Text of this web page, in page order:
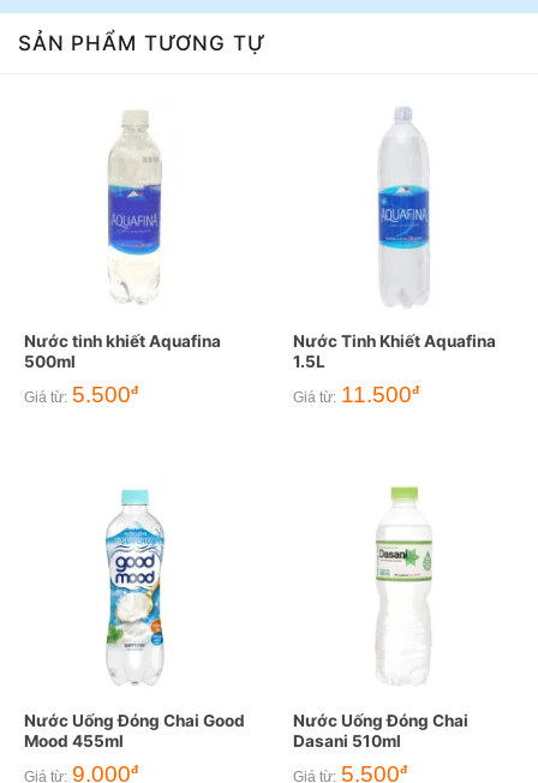
SẢN PHẨM TƯƠNG TỰ
Nước tinh khiết Aquafina
500ml
Giá từ: 5.500đ
Nước Tinh Khiết Aquafina
1.5L
Giá từ: 11.500đ
Nước Uống Đóng Chai Good
Mood 455ml
Giá từ: 9.000đ
Nước Uống Đóng Chai
Dasani 510ml
Giá từ: 5.500đ